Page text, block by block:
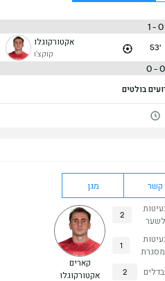
0 - 1
53'
אקטורקוגלו
קוקצ'ו
0 - 0
בולטים
קשר מגן
לשער
2
1
2
קארים
אקטורקוגלו